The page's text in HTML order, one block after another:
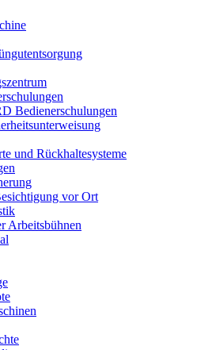
Bedienerschulungen
und Rückhaltesysteme
vor Ort
Arbeitsbühnen